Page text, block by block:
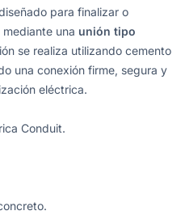
para finalizar o
una unión tipo
se realiza utilizando cemento
una conexión firme, segura y
eléctrica.
Conduit.